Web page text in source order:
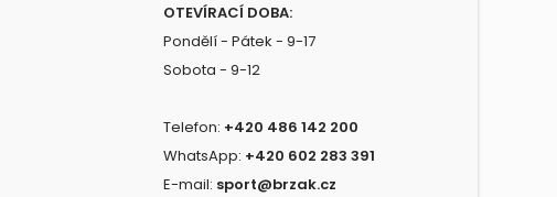
OTEVÍRACÍ DOBA:
Pondělí - Pátek - 9-17
Sobota - 9-12
Telefon: +420 486 142 200
WhatsApp: +420 602 283 391
E-mail: sport@brzak.cz